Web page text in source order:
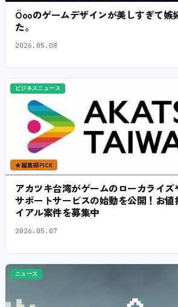
Öooのゲームデザインが美しすぎて嫉
た。
2026.05.08
ビジネスニュース
★編集部PICK
アカツキ台湾がゲームのローカライ
サポートサービスの始動を公開！お値
イアル案件を募集中
2026.05.07
ニュース